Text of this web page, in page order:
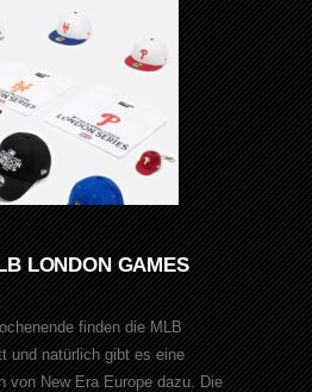
LONDON GAMES
finden die MLB
und natürlich gibt es eine
von New Era Europe dazu. Die